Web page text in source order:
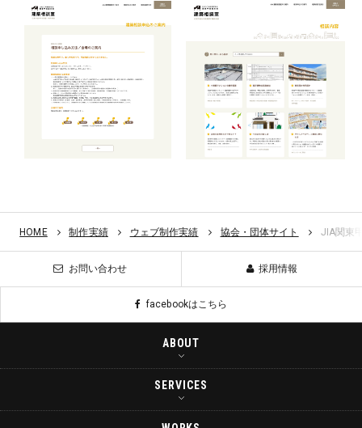
HOME 制作実績 ウェブ制作実績 協会・団体サイト JIA関東
お問い合わせ 採用情報
facebookはこちら
ABOUT
会社概要
SERVICES